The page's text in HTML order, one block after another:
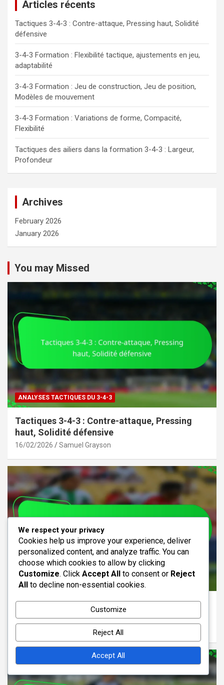
Articles récents
Tactiques 3-4-3 : Contre-attaque, Pressing haut, Solidité
défensive
3-4-3 Formation : Flexibilité tactique, ajustements en jeu,
adaptabilité
3-4-3 Formation : Jeu de construction, Jeu de position,
Modèles de mouvement
3-4-3 Formation : Variations de forme, Compacité,
Flexibilité
Tactiques des ailiers dans la formation 3-4-3 : Largeur,
Profondeur
Archives
February 2026
January 2026
You may Missed
ANALYSES TACTIQUES DU 3-4-3
Tactiques 3-4-3 : Contre-attaque, Pressing
haut, Solidité défensive
16/02/2026 Samuel Grayson
ANALYSE DE LA FORMATION 3-4-3
3-4-3 Formation : Flexibilité tactique,
ajustements en jeu, adaptabilité
Samuel Grayson
We respect your privacy
Cookies help us improve your experience, deliver
personalized content, and analyze traffic. You can
choose which cookies to allow by clicking
Customize. Click Accept All to consent or Reject
All to decline non-essential cookies.
Customize
Reject All
Accept All